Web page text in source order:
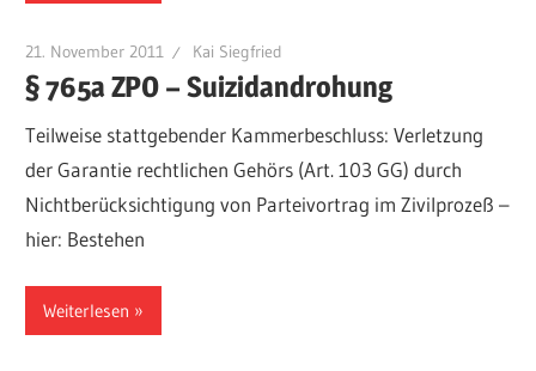
21. November 2011 Kai Siegfried
§ 765a ZPO – Suizidandrohung
Teilweise stattgebender Kammerbeschluss: Verletzung
der Garantie rechtlichen Gehörs (Art. 103 GG) durch
Nichtberücksichtigung von Parteivortrag im Zivilprozeß –
hier: Bestehen
Weiterlesen